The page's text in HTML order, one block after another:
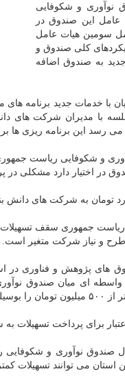
نوآوری و شكوفایی
از تغییر هیات عامل این صندوق در
سومین هیات عامل
كلی صندوق و
به صندوق اضافه
با خدمات جدید برنامه
با مدیران شركت های
می رسد این برنامه ریزی
و شكوفایی ریاست
در اختیار دارد مشكلی
طرح و نیاز شركت متغیر است.
ای میان صندوق
نمایند.
صندوق نوآوری و شكوفایی
میلیون تومان را با مراجعه به این صندوق دریافت